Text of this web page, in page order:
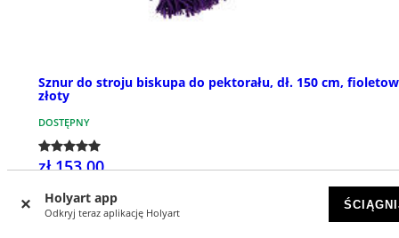
Holyart app
Odkryj teraz aplikację Holyart
Sznur do stroju biskupa do pektorału, dł. 150 cm,
złoty
DOSTĘPNY
zł 153,00